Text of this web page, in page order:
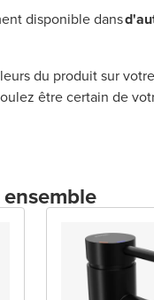
disponible dans
du produit sur
être certain de